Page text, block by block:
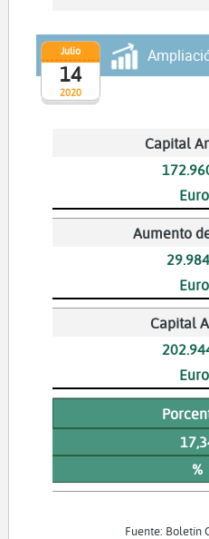
2020
Julio
14
Capital
Aumento
Capital
%
Fuente: Boletín